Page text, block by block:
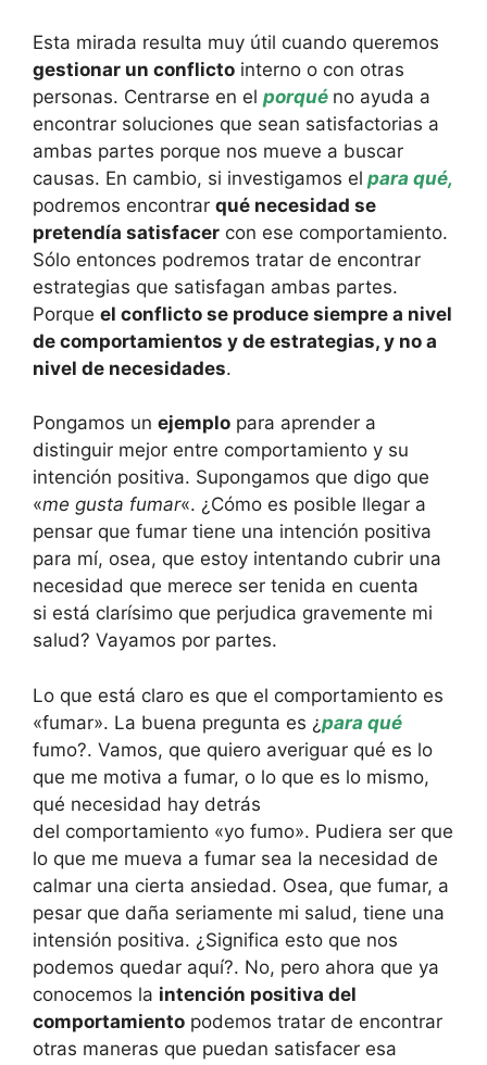
Esta mirada resulta muy útil cuando queremos
gestionar un conflicto interno o con otras
personas. Centrarse en el porqué no ayuda a
encontrar soluciones que sean satisfactorias a
ambas partes porque nos mueve a buscar
causas. En cambio, si investigamos el para qué,
podremos encontrar qué necesidad se
pretendía satisfacer con ese comportamiento.
Sólo entonces podremos tratar de encontrar
estrategias que satisfagan ambas partes.
Porque el conflicto se produce siempre a nivel
de comportamientos y de estrategias, y no a
nivel de necesidades.
Pongamos un ejemplo para aprender a
distinguir mejor entre comportamiento y su
intención positiva. Supongamos que digo que
«me gusta fumar«. ¿Cómo es posible llegar a
pensar que fumar tiene una intención positiva
para mí, osea, que estoy intentando cubrir una
necesidad que merece ser tenida en cuenta
si está clarísimo que perjudica gravemente mi
salud? Vayamos por partes.
Lo que está claro es que el comportamiento es
«fumar». La buena pregunta es ¿para qué
fumo?. Vamos, que quiero averiguar qué es lo
que me motiva a fumar, o lo que es lo mismo,
qué necesidad hay detrás
del comportamiento «yo fumo». Pudiera ser que
lo que me mueva a fumar sea la necesidad de
calmar una cierta ansiedad. Osea, que fumar, a
pesar que daña seriamente mi salud, tiene una
intensión positiva. ¿Significa esto que nos
podemos quedar aquí?. No, pero ahora que ya
conocemos la intención positiva del
comportamiento podemos tratar de encontrar
otras maneras que puedan satisfacer esa